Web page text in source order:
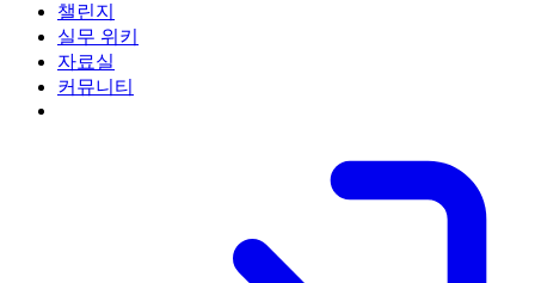
챌린지
실무 위키
자료실
커뮤니티